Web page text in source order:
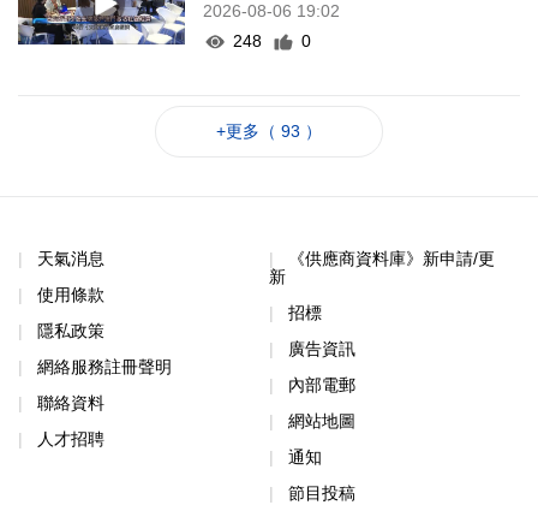
2026-08-06 19:02
248
0
+更多（ 93 ）
天氣消息
使用條款
隱私政策
網絡服務註冊聲明
聯絡資料
人才招聘
《供應商資料庫》新申請/更
新
招標
廣告資訊
內部電郵
網站地圖
通知
節目投稿